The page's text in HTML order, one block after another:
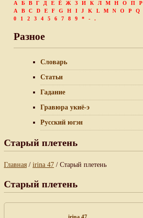
А Б В Г Д Е Ё Ж З И К Л М Н О П Р
A
B C D E F G H I J K L M N O P Q
0
1 2 3 4 5 6 7 8 9 * - .
Разное
Словарь
Статьи
Гадание
Гравюра укиё-э
Русский югэн
Старый плетень
Главная / irina 47 / Старый плетень
Старый плетень